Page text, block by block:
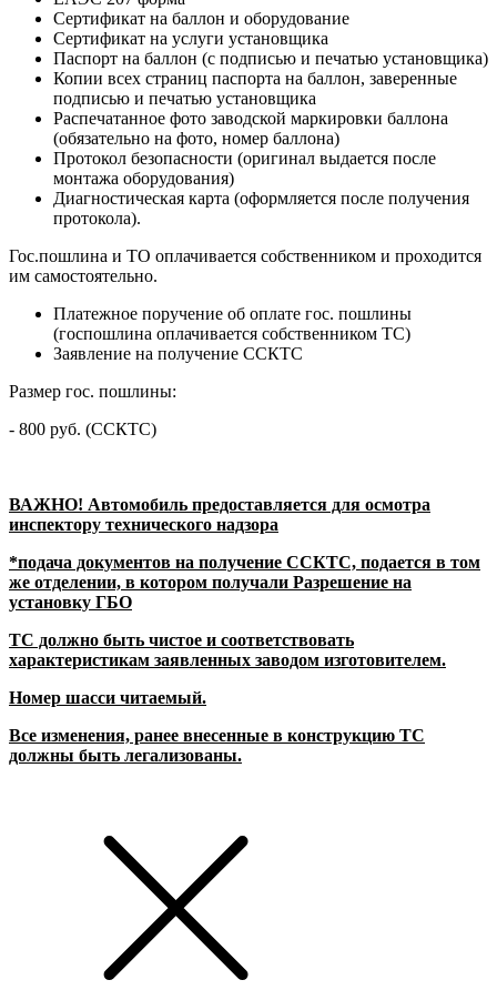
Сертификат на баллон и оборудование
Сертификат на услуги установщика
Паспорт на баллон (с подписью и печатью установщика)
Копии всех страниц паспорта на баллон, заверенные
подписью и печатью установщика
Распечатанное фото заводской маркировки баллона
(обязательно на фото, номер баллона)
Протокол безопасности (оригинал выдается после
монтажа оборудования)
Диагностическая карта (оформляется после получения
протокола).
Гос.пошлина и ТО оплачивается собственником и проходится
им самостоятельно.
Платежное поручение об оплате гос. пошлины
(госпошлина оплачивается собственником ТС)
Заявление на получение ССКТС
Размер гос. пошлины:
- 800 руб. (ССКТС)
ВАЖНО! Автомобиль предоставляется для осмотра
инспектору технического надзора
*подача документов на получение ССКТС, подается в том
же отделении, в котором получали Разрешение на
установку ГБО
ТС должно быть чистое и соответствовать
характеристикам заявленных заводом изготовителем.
Номер шасси читаемый.
Все изменения, ранее внесенные в конструкцию ТС
должны быть легализованы.